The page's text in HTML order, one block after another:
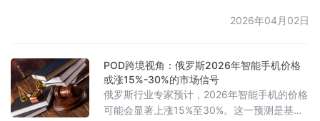
其中，20尺柜费用最高达2000美元，40尺柜
认为相关费用缺乏统一标准，成本结构不透
明，且未提供额外保障措施，质疑该收费并非
基于实际风险，而是借助市场环境进行提价和
获取垄断收益。同时指出，该附
2026年04月02日
POD跨境视角：俄罗斯2026年智能手机价格
或涨15%-30%的市场信号
俄罗斯行业专家预计，2026年智能手机的价格
可能会显著上涨15%至30%。这一预测是基于